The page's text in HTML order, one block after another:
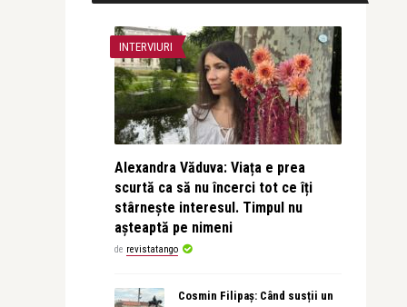
INTERVIURI
Alexandra Văduva: Viața e prea
scurtă ca să nu încerci tot ce îți
stârnește interesul. Timpul nu
așteaptă pe nimeni
de revistatango
Cosmin Filipaș: Când susții un